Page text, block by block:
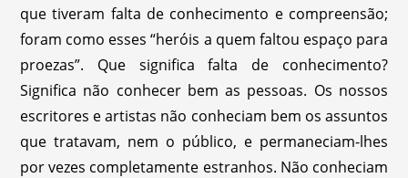
que tiveram falta de conhecimento e compreensão;
foram como esses “heróis a quem faltou espaço para
proezas”. Que significa falta de conhecimento?
Significa não conhecer bem as pessoas. Os nossos
escritores e artistas não conheciam bem os assuntos
que tratavam, nem o público, e permaneciam-lhes
por vezes completamente estranhos. Não conheciam